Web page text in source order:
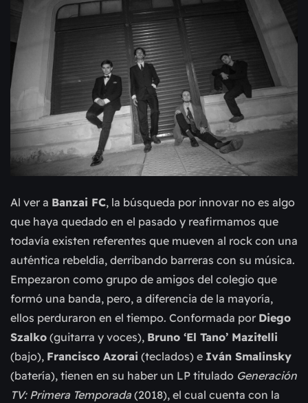
Al ver a Banzai FC, la búsqueda por innovar no es algo
que haya quedado en el pasado y reafirmamos que
todavía existen referentes que mueven al rock con una
auténtica rebeldía, derribando barreras con su música.
Empezaron como grupo de amigos del colegio que
formó una banda, pero, a diferencia de la mayoría,
ellos perduraron en el tiempo. Conformada por Diego
Szalko (guitarra y voces), Bruno ‘El Tano’ Mazitelli
(bajo), Francisco Azorai (teclados) e Iván Smalinsky
(batería), tienen en su haber un LP titulado Generación
TV: Primera Temporada (2018), el cual cuenta con la